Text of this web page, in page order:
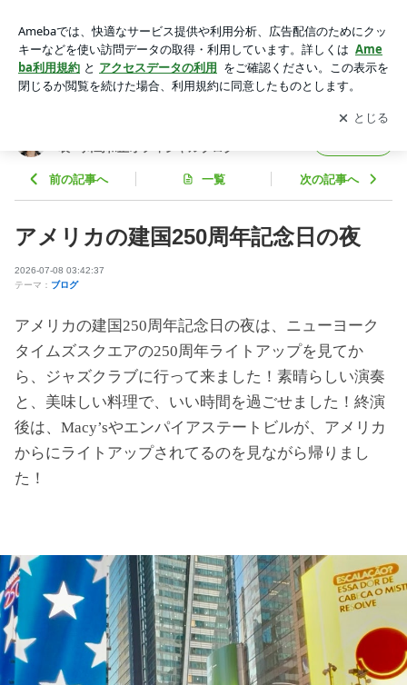
ブロガー 川島塾代表 川島和正オフィシャルブログ Power
ed by Ameba
アプリをダウンロードして ブログの更新通知
を受け取りまし
ょう。
開く
表 川島和正オフィシャルブログ
前の記事へ 一覧 次の記事へ
アメリカの建国250周年記念日の夜
2026-07-08 03:42:37
テーマ： ブログ
アメリカの建国250周年記念日の夜は、ニューヨーク
タイムズスクエアの250周年ライトアップを見てか
ら、ジャズクラブに行って来ました！素晴らしい演奏
と、美味しい料理で、いい時間を過ごせました！終演
後は、Macy’sやエンパイアステートビルが、アメリカ
からにライトアップされてるのを見ながら帰りまし
た！